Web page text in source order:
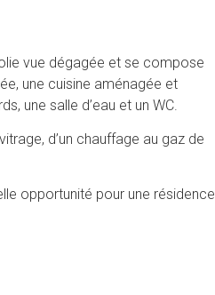
vue dégagée et se compose
une cuisine aménagée et
une salle d’eau et un WC.
d’un chauffage au gaz de
opportunité pour une résidence